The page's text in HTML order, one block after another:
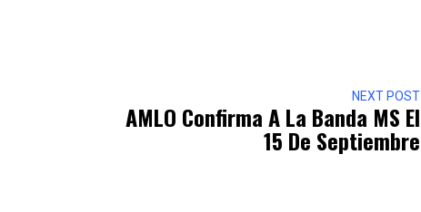
NEXT POST
AMLO Confirma A La Banda MS El
15 De Septiembre